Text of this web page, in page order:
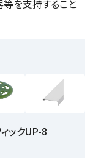
を支持すること
ックUP-8